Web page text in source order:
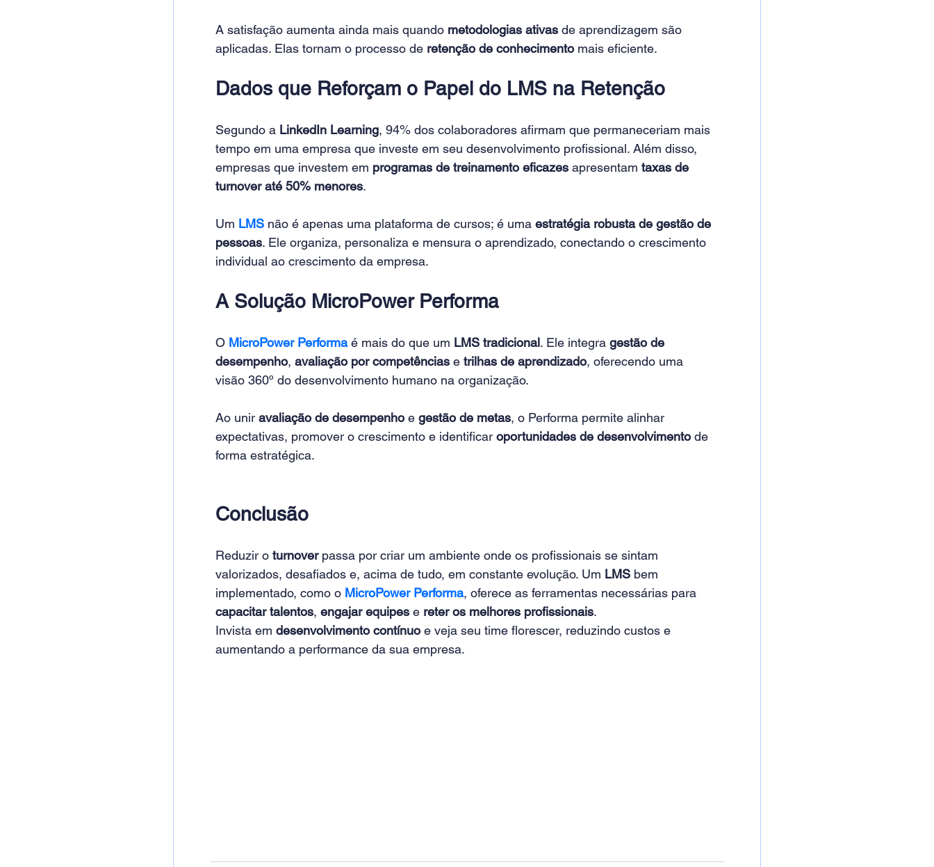
A satisfação aumenta ainda mais quando metodologias ativas de aprendizagem são
aplicadas. Elas tornam o processo de retenção de conhecimento mais eficiente.
Dados que Reforçam o Papel do LMS na Retenção
Segundo a LinkedIn Learning, 94% dos colaboradores afirmam que permaneceriam mais
tempo em uma empresa que investe em seu desenvolvimento profissional. Além disso,
empresas que investem em programas de treinamento eficazes apresentam taxas de
turnover até 50% menores.
Um LMS não é apenas uma plataforma de cursos; é uma estratégia robusta de gestão de
pessoas. Ele organiza, personaliza e mensura o aprendizado, conectando o crescimento
individual ao crescimento da empresa.
A Solução MicroPower Performa
O MicroPower Performa é mais do que um LMS tradicional. Ele integra gestão de
desempenho, avaliação por competências e trilhas de aprendizado, oferecendo uma
visão 360º do desenvolvimento humano na organização.
Ao unir avaliação de desempenho e gestão de metas, o Performa permite alinhar
expectativas, promover o crescimento e identificar oportunidades de desenvolvimento de
forma estratégica.
Conclusão
Reduzir o turnover passa por criar um ambiente onde os profissionais se sintam
valorizados, desafiados e, acima de tudo, em constante evolução. Um LMS bem
implementado, como o MicroPower Performa, oferece as ferramentas necessárias para
capacitar talentos, engajar equipes e reter os melhores profissionais.
Invista em desenvolvimento contínuo e veja seu time florescer, reduzindo custos e
aumentando a performance da sua empresa.